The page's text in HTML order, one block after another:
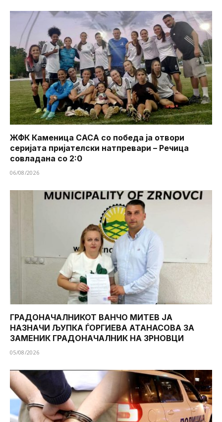
ЖФК Каменица САСА со победа ја отвори
серијата пријателски натпревари – Речица
совладана со 2:0
06/08/2026
ГРАДОНАЧАЛНИКОТ ВАНЧО МИТЕВ ЈА
НАЗНАЧИ ЉУПКА ЃОРГИЕВА АТАНАСОВА ЗА
ЗАМЕНИК ГРАДОНАЧАЛНИК НА ЗРНОВЦИ
05/08/2026